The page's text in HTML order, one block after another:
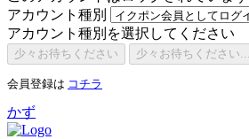
アカウント種別
アカウント種別を選択してください
少々お待ちください 少々お待ちください...
会員登録は コチラ
かず